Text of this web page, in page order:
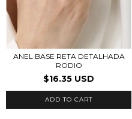
ANEL BASE RETA DETALHADA
RODIO
$16.35 USD
ADD TO CART